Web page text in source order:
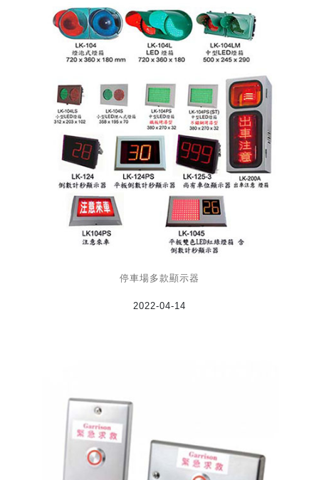
停車場多款顯示器
2022-04-14